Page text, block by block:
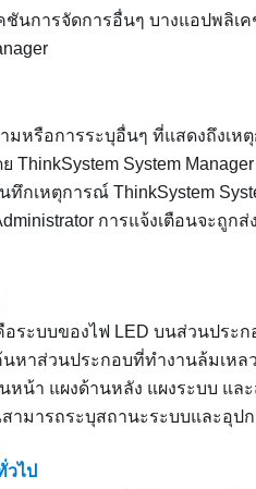
นการจัดการอื่นๆ บางแอปพลิเ
มหรือการระบุอื่นๆ ที่แสดงถึงเห
ThinkSystem System Manager
นทึกเหตุการณ์ ThinkSystem
การแจ้งเตือนจะถูก
ระบบของไฟ LED บนส่วนประก
าส่วนประกอบที่ทำงานล้มเหล
หน้า แผงด้านหลัง แผงระบบ แล
ามารถระบุสถานะระบบและอุป
ไป